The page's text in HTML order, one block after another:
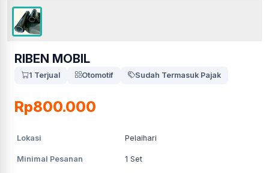
RIBEN MOBIL
1 Terjual Otomotif Sudah Termasuk Pajak
Rp800.000
Lokasi Pelaihari
Minimal Pesanan 1 Set